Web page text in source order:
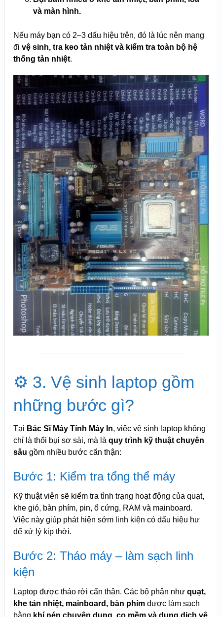
và màn hình.
Nếu máy bạn có 2–3 dấu hiệu trên, đó là lúc nên mang
đi vệ sinh, tra keo tản nhiệt và kiểm tra toàn bộ hệ
thống tản nhiệt.
⚙️ 3. Vệ sinh laptop gồm
những bước gì?
Tại Bác Sĩ Máy Tính Máy In, việc vệ sinh laptop không
chỉ là thổi bụi sơ sài, mà là quy trình kỹ thuật chuyên
sâu gồm nhiều bước cẩn thận:
Bước 1: Kiểm tra tổng thể máy
Kỹ thuật viên sẽ kiểm tra tình trạng hoạt động của quạt,
khe gió, bàn phím, pin, ổ cứng, RAM và mainboard.
Việc này giúp phát hiện sớm linh kiện có dấu hiệu hư
để xử lý kịp thời.
Bước 2: Tháo máy – làm sạch linh
kiện
Laptop được tháo rời cẩn thận. Các bộ phận như quạt,
khe tản nhiệt, mainboard, bàn phímđược làm sạch
bằng khí nén chuyên dụng, cọ mềm và dung dịch vệ